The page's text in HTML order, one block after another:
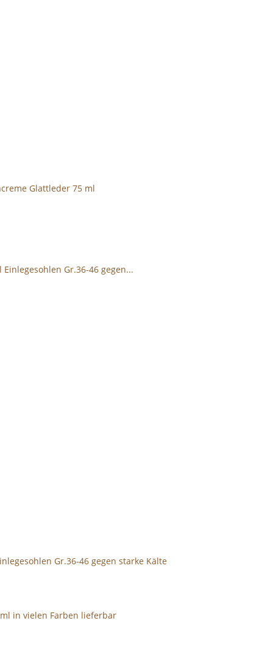
Glattleder 75 ml
Gr.36-46 gegen starke Kälte